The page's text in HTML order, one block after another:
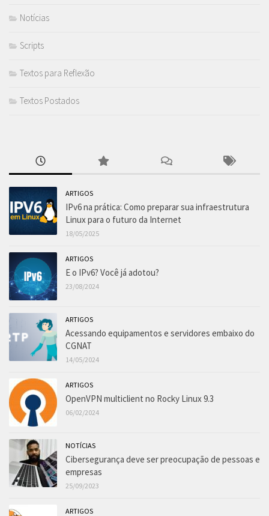
Notícias
Scripts
Textos para Reflexão
Textos Postados
ARTIGOS
IPv6 na prática: Como preparar sua infraestrutura
Linux para o futuro da Internet
18/05/2025
ARTIGOS
E o IPv6? Você já adotou?
23/08/2024
ARTIGOS
Acessando equipamentos e servidores embaixo do
CGNAT
14/05/2024
ARTIGOS
OpenVPN multiclient no Rocky Linux 9.3
06/02/2024
NOTÍCIAS
Cibersegurança deve ser preocupação de pessoas e
empresas
25/09/2023
ARTIGOS